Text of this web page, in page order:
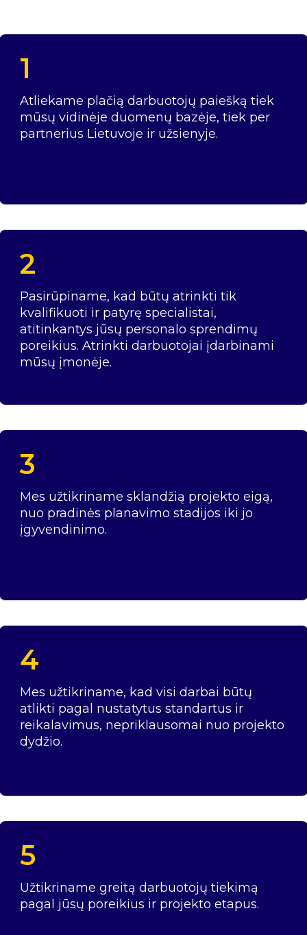
1
Atliekame plačią darbuotojų paiešką tiek
mūsų vidinėje duomenų bazėje, tiek per
partnerius Lietuvoje ir užsienyje.
2
Pasirūpiname, kad būtų atrinkti tik
kvalifikuoti ir patyrę specialistai,
atitinkantys jūsų personalo sprendimų
poreikius. Atrinkti darbuotojai įdarbinami
mūsų įmonėje.
3
Mes užtikriname sklandžią projekto eigą,
nuo pradinės planavimo stadijos iki jo
įgyvendinimo.
4
Mes užtikriname, kad visi darbai būtų
atlikti pagal nustatytus standartus ir
reikalavimus, nepriklausomai nuo projekto
dydžio.
5
Užtikriname greitą darbuotojų tiekimą
pagal jūsų poreikius ir projekto etapus.